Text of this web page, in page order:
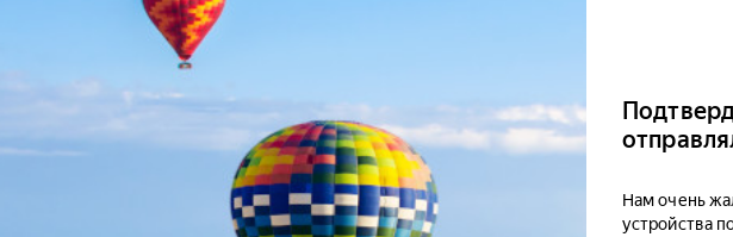
Нам очень
устройства